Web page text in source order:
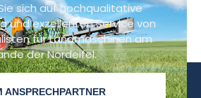
sich auf hochqualitative
und exzellenten Service von
für Landmaschinen am
der Nordeifel.
ANSPRECHPARTNER